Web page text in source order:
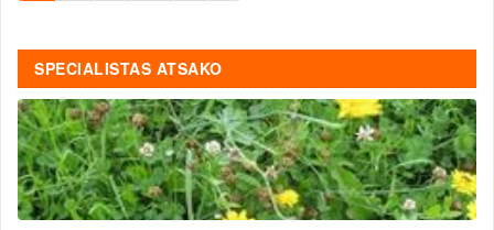
SPECIALISTAS ATSAKO